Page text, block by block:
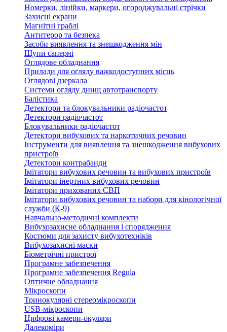
Номерки, лінійки, маркери, огороджувальні стрічки
Захисні екрани
Магнітні граблі
Антитерор та безпека
Засоби виявлення та знешкодження мін
Щупи саперні
Оглядове обладнання
Прилади для огляду важкодоступних місць
Оглядові дзеркала
Системи огляду днищ автотранспорту
Балістика
Детектори та блокувальники радіочастот
Детектори радіочастот
Блокувальники радіочастот
Детектори вибухових та наркотичних речовин
Інструменти для виявлення та знешкодження вибухових
пристроїв
Детектори контрабанди
Імітатори вибухових речовин та вибухових пристроїв
Імітатори інертних вибухових речовин
Імітатори прихованих СВП
Імітатори вибухових речовин та набори для кінологічної
служби (К-9)
Навчально-методичні комплекти
Вибухозахисне обладнання і спорядження
Костюми для захисту вибухотехніків
Вибухозахисні маски
Біометрічні пристрої
Програмне забезпечення
Програмне забезпечення Regula
Оптичне обладнання
Мікроскопи
Тринокулярні стереомікроскопи
USB-мікроскопи
Цифрові камери-окуляри
Далекоміри